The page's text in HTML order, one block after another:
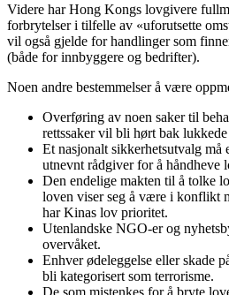
Videre har Hong Kongs lovgivere
forbrytelser i tilfelle av «uforutsette
vil også gjelde for handlinger som
(både for innbyggere og bedrifter).
Noen andre bestemmelser å være
Overføring av noen saker til
rettssaker vil bli hørt bak
Et nasjonalt sikkerhetsutvalg må
utnevnt rådgiver for å håndheve
Den endelige makten til å tolke
loven viser seg å være i konflikt
har Kinas lov prioritet.
Utenlandske NGO-er og
overvåket.
Enhver ødeleggelse eller skade
bli kategorisert som terrorisme.
De som mistenkes for å bryte